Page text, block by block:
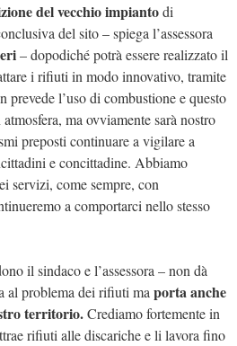
del vecchio impiantodi
del sito – spiega l’assessora
– dopodiché potrà essere realizzato il
i rifiuti in modo innovativo, tramite
l’uso di combustione e questo
ma ovviamente sarà nostro
preposti continuare a vigilare a
e concittadine. Abbiamo
servizi, come sempre, con
a comportarci nello stesso
il sindaco e l’assessora – non dà
al problema dei rifiuti maporta anche
territorio.Crediamo fortemente in
rifiuti alle discariche e li lavora fino